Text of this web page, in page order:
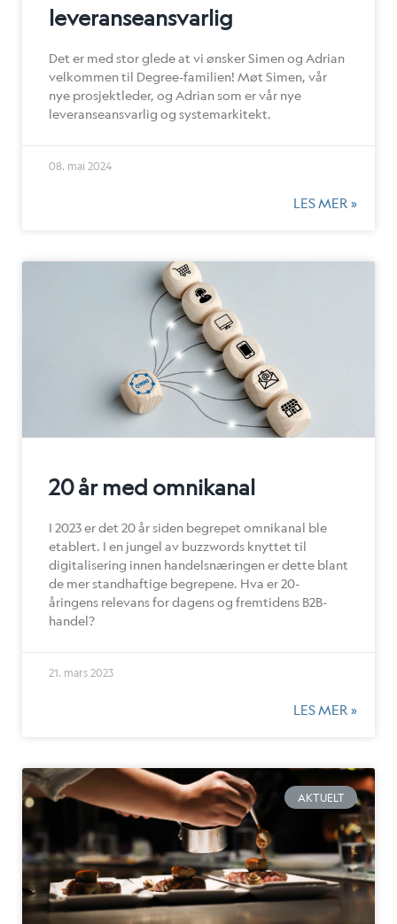
leveranseansvarlig
Det er med stor glede at vi ønsker Simen og Adrian
velkommen til Degree-familien! Møt Simen, vår
nye prosjektleder, og Adrian som er vår nye
leveranseansvarlig og systemarkitekt.
LES MER »
08. mai 2024
20 år med omnikanal
I 2023 er det 20 år siden begrepet omnikanal ble
etablert. I en jungel av buzzwords knyttet til
digitalisering innen handelsnæringen er dette blant
de mer standhaftige begrepene. Hva er 20-
åringens relevans for dagens og fremtidens B2B-
handel?
LES MER »
21. mars 2023
AKTUELT